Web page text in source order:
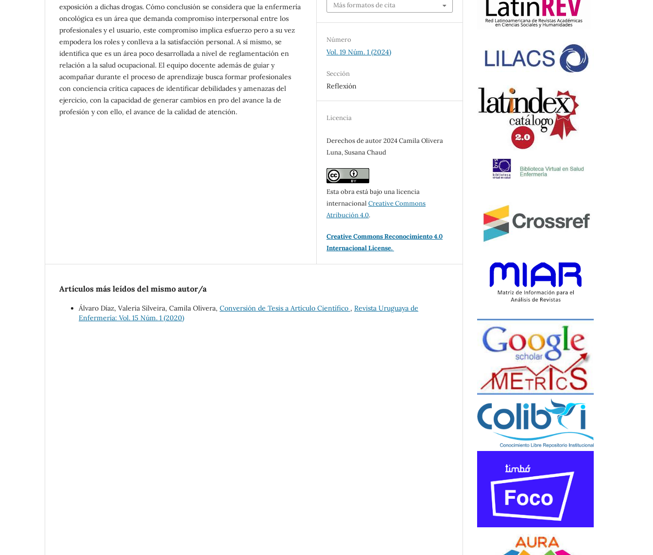
exposición a dichas drogas. Cómo conclusión se considera que la enfermería
oncológica es un área que demanda compromiso interpersonal entre los
profesionales y el usuario, este compromiso implica esfuerzo pero a su vez
empodera los roles y conlleva a la satisfacción personal. A sí mismo, se
identifica que es un área poco desarrollada a nivel de reglamentación en
relación a la salud ocupacional. El equipo docente además de guiar y
acompañar durante el proceso de aprendizaje busca formar profesionales
con conciencia crítica capaces de identificar debilidades y amenazas del
ejercicio, con la capacidad de generar cambios en pro del avance la de
profesión y con ello, el avance de la calidad de atención.
Más formatos de cita
Número
Vol. 19 Núm. 1 (2024)
Sección
Reflexión
Licencia
Derechos de autor 2024 Camila Olivera
Luna, Susana Chaud
Esta obra está bajo una licencia
internacionalCreative Commons
Atribución 4.0.
Creative Commons Reconocimiento 4.0
Internacional License.
Artículos más leídos del mismo autor/a
Álvaro Díaz, Valeria Silveira, Camila Olivera, Conversión de Tesis a Artículo Científico , Revista Uruguaya de
Enfermería: Vol. 15 Núm. 1 (2020)